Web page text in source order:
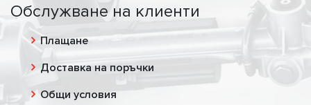
Обслужване на клиенти
Плащане
Доставка на поръчки
Общи условия